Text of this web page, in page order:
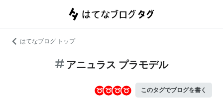
はてなブログ トップ
アニュラス プラモデル
このタグでブログを書く